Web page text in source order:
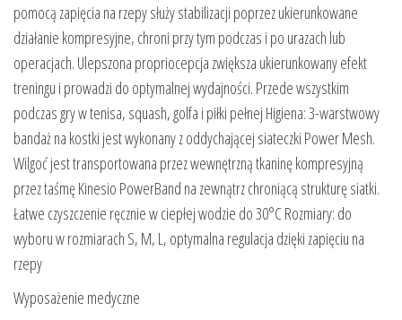
pomocą zapięcia na rzepy służy stabilizacji poprzez ukierunkowane
działanie kompresyjne, chroni przy tym podczas i po urazach lub
operacjach. Ulepszona propriocepcja zwiększa ukierunkowany efekt
treningu i prowadzi do optymalnej wydajności. Przede wszystkim
podczas gry w tenisa, squash, golfa i piłki pełnej Higiena: 3-warstwowy
bandaż na kostki jest wykonany z oddychającej siateczki Power Mesh.
Wilgoć jest transportowana przez wewnętrzną tkaninę kompresyjną
przez taśmę Kinesio PowerBand na zewnątrz chroniącą strukturę siatki.
Łatwe czyszczenie ręcznie w ciepłej wodzie do 30°C Rozmiary: do
wyboru w rozmiarach S, M, L, optymalna regulacja dzięki zapięciu na
rzepy
Wyposażenie medyczne